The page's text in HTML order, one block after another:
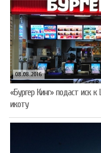
08.08.2016
«Бургер Кинг» подаст иск
икоту